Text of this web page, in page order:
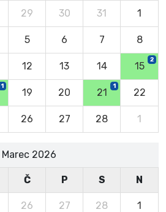
29 30 31 1
5 6 7 8
12 13 14 15
2
1
19 20 21
1
22
26 27 28 1
Marec 2026
Č P S N
26 27 28 1